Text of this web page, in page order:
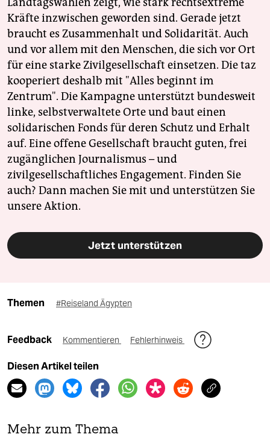
Kräfte inzwischen geworden sind. Gerade jetzt
braucht es Zusammenhalt und Solidarität. Auch
und vor allem mit den Menschen, die sich vor Ort
für eine starke Zivilgesellschaft einsetzen. Die taz
kooperiert deshalb mit "Alles beginnt im
Zentrum". Die Kampagne unterstützt bundesweit
linke, selbstverwaltete Orte und baut einen
solidarischen Fonds für deren Schutz und Erhalt
auf. Eine offene Gesellschaft braucht guten, frei
zugänglichen Journalismus – und
zivilgesellschaftliches Engagement. Finden Sie
auch? Dann machen Sie mit und unterstützen Sie
unsere Aktion.
Jetzt unterstützen
Themen #Reiseland Ägypten
Feedback Kommentieren Fehlerhinweis
Diesen Artikel teilen
Mehr zum Thema